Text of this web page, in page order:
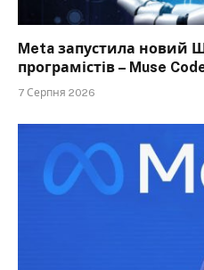
Meta запустила новий
програмістів – Muse
7 Серпня 2026